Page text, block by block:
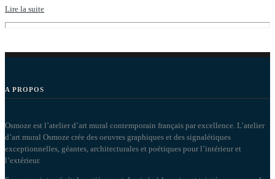
Lire la suite
A PROPOS
Osmoze est l’atelier d’art mural contemporain français par excellence. L’atelier
d’art mural Osmoze crée des oeuvres graphiques et des signalétiques
exceptionnelles, géantes, architecturales et poétiques pour l’intérieur et
l’extérieur.